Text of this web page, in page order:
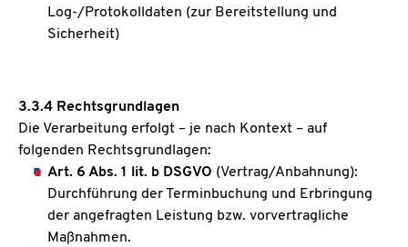
Log-/Protokolldaten (zur Bereitstellung und
Sicherheit)
3.3.4 Rechtsgrundlagen
Die Verarbeitung erfolgt – je nach Kontext – auf
folgenden Rechtsgrundlagen:
Art. 6 Abs. 1 lit. b DSGVO (Vertrag/Anbahnung):
Durchführung der Terminbuchung und Erbringung
der angefragten Leistung bzw. vorvertragliche
Maßnahmen.